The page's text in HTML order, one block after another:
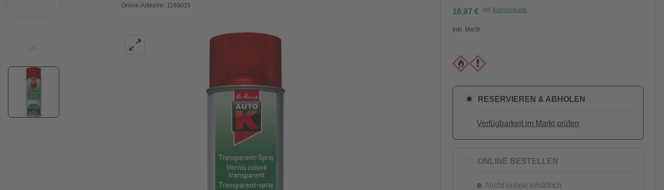
Online-Artikelnr.: 1169015
16,97 € mit Kundenkarte
Inkl. MwSt.
RESERVIEREN & ABHOLEN
Verfügbarkeit im Markt prüfen
ONLINE BESTELLEN
Nicht online erhältlich